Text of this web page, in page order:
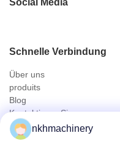
Social Media
Schnelle Verbindung
Über uns
produits
Blog
Kontaktieren Sie uns
Produitsnkhmachinery